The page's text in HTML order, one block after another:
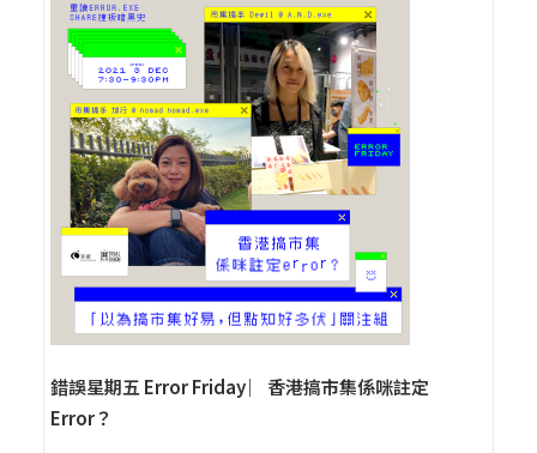
錯誤星期五 Error Friday ︳香港搞市集係咪註定
Error？